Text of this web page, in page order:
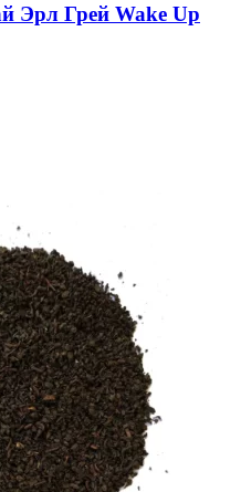
Эрл Грей Wake Up